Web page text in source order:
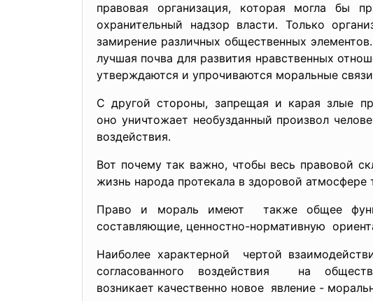
правовая организация, которая могла бы
охранительный надзор власти. Только
замирение различных общественных
лучшая почва для развития нравственных
утверждаются и упрочиваются моральные
С другой стороны, запрещая и карая злые
оно уничтожает необузданный произвол
воздействия.
Вот почему так важно, чтобы весь правовой
жизнь народа протекала в здоровой
Право и мораль имеют также общее
составляющие, ценностно-нормативную
Наиболее характерной чертой
согласованного воздействия на
возникает качественно новое явление -